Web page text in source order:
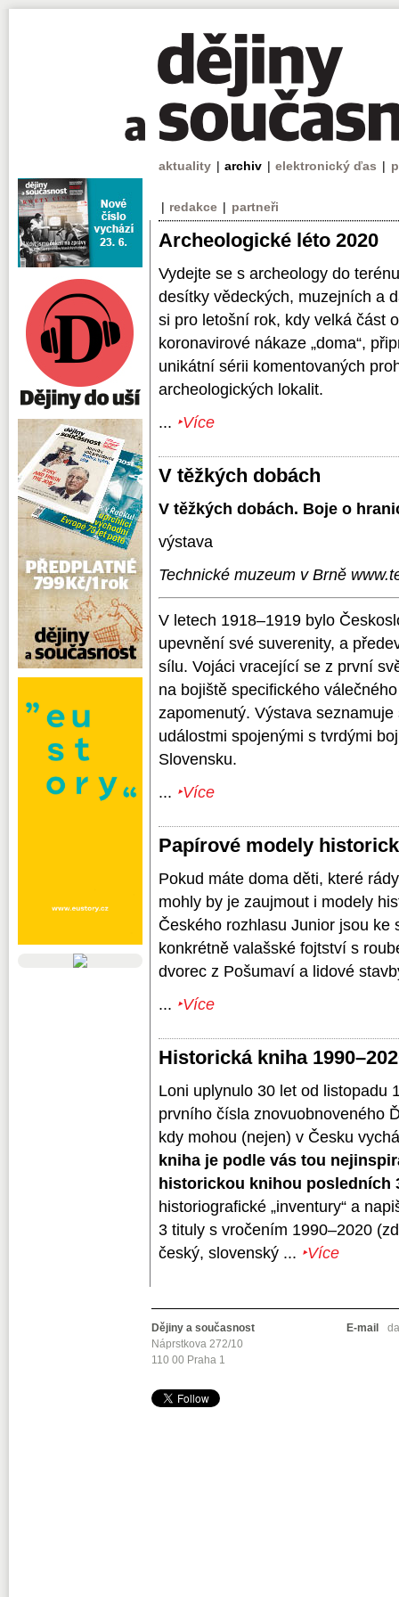
aktuality | archiv | elektronický ďas |
| redakce | partneři
Archeologické léto 2020
Vydejte se s archeology do
desítky vědeckých, muzejních a
si pro letošní rok, kdy velká část
koronavirové nákaze „doma“,
unikátní sérii komentovaných
archeologických lokalit.
... ‣Více
V těžkých dobách
V těžkých dobách. Boje o
výstava
Technické muzeum v Brně
V letech 1918–1919 bylo
upevnění své suverenity, a
sílu. Vojáci vracející se z první
na bojiště specifického
zapomenutý. Výstava
událostmi spojenými s tvrdými
Slovensku.
... ‣Více
Papírové modely
Pokud máte doma děti, které
mohly by je zaujmout i modely
Českého rozhlasu Junior jsou ke
konkrétně valašské fojtství s
dvorec z Pošumaví a lidové
... ‣Více
Historická kniha
Loni uplynulo 30 let od listopadu
prvního čísla znovuobnoveného
kdy mohou (nejen) v Česku
kniha je podle vás tou
historickou knihou posledních
historiografické „inventury“ a
3 tituly s vročením 1990–2020
český, slovenský ... ‣Více
Dějiny a současnost
Náprstkova 272/10
110 00 Praha 1
E-mail